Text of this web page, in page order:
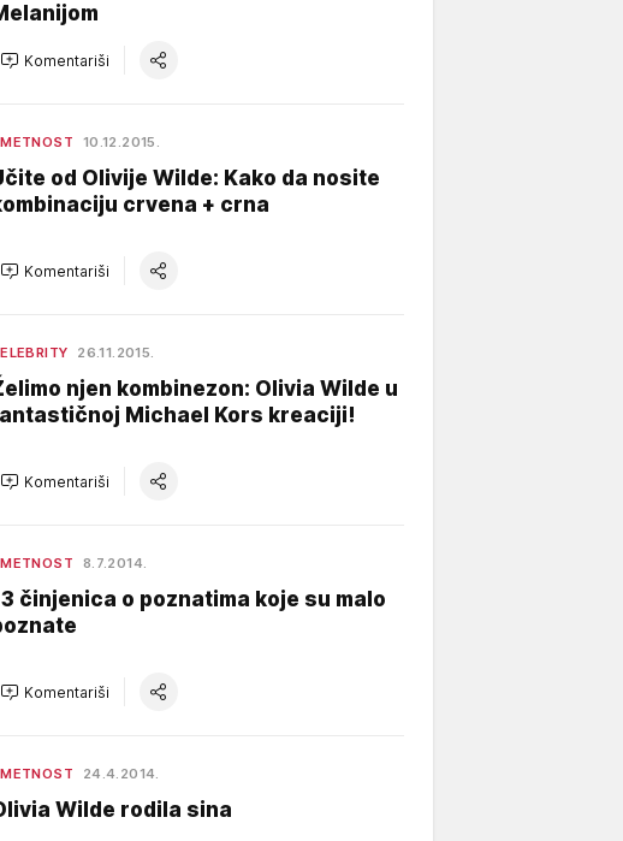
Komentariši
10.12.2015.
od Olivije Wilde: Kako da nosite
crvena + crna
Komentariši
26.11.2015.
njen kombinezon: Olivia Wilde u
Michael Kors kreaciji!
Komentariši
8.7.2014.
činjenica o poznatima koje su malo
Komentariši
24.4.2014.
Wilde rodila sina